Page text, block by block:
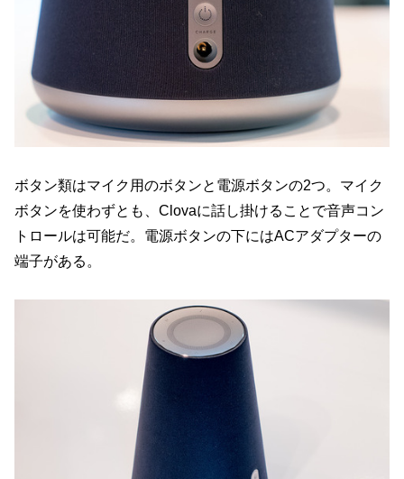
ボタン類はマイク用のボタンと電源ボタンの2つ。マイク
ボタンを使わずとも、Clovaに話し掛けることで音声コン
トロールは可能だ。電源ボタンの下にはACアダプターの
端子がある。